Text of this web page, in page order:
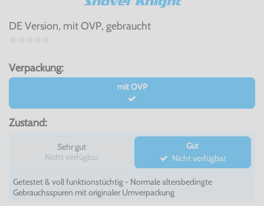
DE Version, mit OVP, gebraucht
Verpackung:
mit OVP
Zustand:
Sehr gut
Nicht verfügbar
Gut
Nicht verfügbar
Getestet & voll funktionstüchtig - Normale altersbedingte
Gebrauchsspuren mit originaler Umverpackung